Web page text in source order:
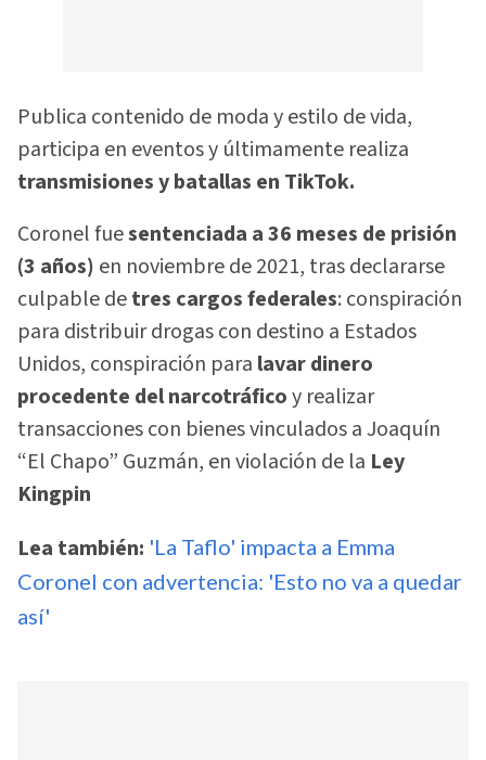
Publica contenido de moda y estilo de vida,
participa en eventos y últimamente realiza
transmisiones y batallas en TikTok.
Coronel fuesentenciada a 36 meses de prisión
(3 años) en noviembre de 2021, tras declararse
culpable detres cargos federales: conspiración
para distribuir drogas con destino a Estados
Unidos, conspiración para lavar dinero
procedente del narcotráficoy realizar
transacciones con bienes vinculados a Joaquín
“El Chapo” Guzmán, en violación de la Ley
Kingpin
Lea también: 'La Taflo' impacta a Emma
Coronel con advertencia: 'Esto no va a quedar
así'